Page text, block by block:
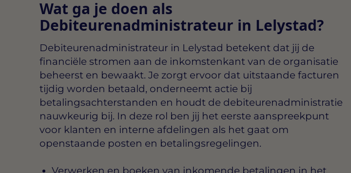
Wat ga je doen als
Debiteurenadministrateur in Lelystad?
Debiteurenadministrateur in Lelystad betekent dat jij de
financiële stromen aan de inkomstenkant van de organisatie
beheerst en bewaakt. Je zorgt ervoor dat uitstaande facturen
tijdig worden betaald, onderneemt actie bij
betalingsachterstanden en houdt de debiteurenadministratie
nauwkeurig bij. In deze rol ben jij het eerste aanspreekpunt
voor klanten en interne afdelingen als het gaat om
openstaande posten en betalingsregelingen.
Verwerken en boeken van inkomende betalingen in het